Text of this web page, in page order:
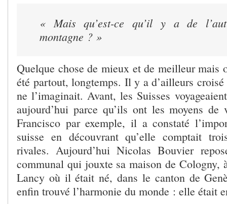
« Mais qu’est-ce qu’il y a de
montagne ? »
Quelque chose de mieux et de meilleur mais
été partout, longtemps. Il y a d’ailleurs croisé
ne l’imaginait. Avant, les Suisses
aujourd’hui parce qu’ils ont les moyens de
Francisco par exemple, il a constaté
suisse en découvrant qu’elle comptait
rivales. Aujourd’hui Nicolas Bouvier
communal qui jouxte sa maison de Cologny,
Lancy où il était né, dans le canton de
enfin trouvé l’harmonie du monde : elle était